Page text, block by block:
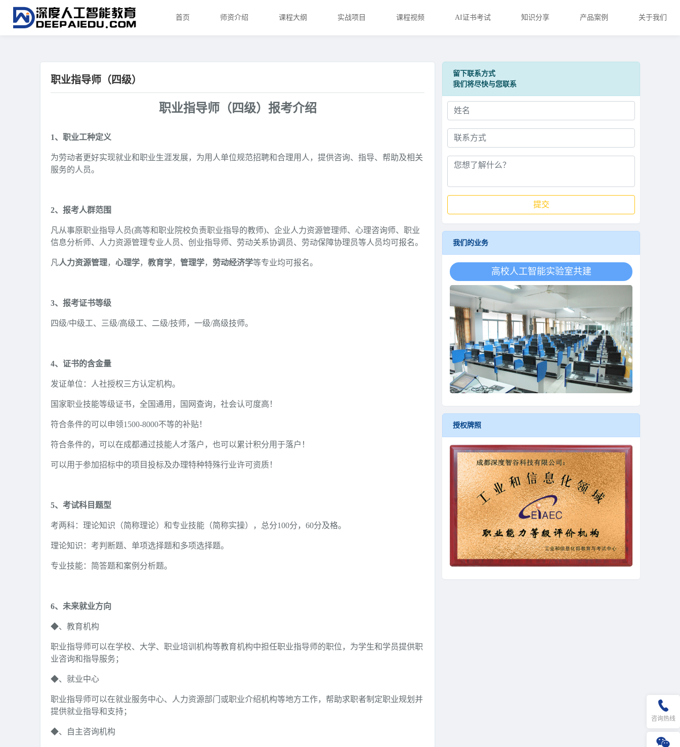
职业指导师（四级）
职业指导师（四级）报考介绍
1、职业工种定义
为劳动者更好实现就业和职业生涯发展，为用人单位规范招聘和合理用人，提供咨询、指导、帮助及相关
服务的人员。
2、报考人群范围
凡从事原职业指导人员(高等和职业院校负责职业指导的教师)、企业人力资源管理师、心理咨询师、职业
信息分析师、人力资源管理专业人员、创业指导师、劳动关系协调员、劳动保障协理员等人员均可报名。
凡人力资源管理， 心理学， 教育学， 管理学， 劳动经济学等专业均可报名。
3、报考证书等级
四级/中级工、三级/高级工、二级/技师，一级/高级技师。
4、证书的含金量
发证单位：人社授权三方认定机构。
国家职业技能等级证书，全国通用，国网查询，社会认可度高！
符合条件的可以申领1500-8000不等的补贴！
符合条件的，可以在成都通过技能人才落户，也可以累计积分用于落户！
可以用于参加招标中的项目投标及办理特种特殊行业许可资质！
5、考试科目题型
考两科：理论知识（简称理论）和专业技能（简称实操），总分100分，60分及格。
理论知识：考判断题、单项选择题和多项选择题。
专业技能：简答题和案例分析题。
6、未来就业方向
◆、教育机构
职业指导师可以在学校、大学、职业培训机构等教育机构中担任职业指导师的职位，为学生和学员提供职
业咨询和指导服务；
◆、就业中心
职业指导师可以在就业服务中心、人力资源部门或职业介绍机构等地方工作，帮助求职者制定职业规划并
提供就业指导和支持；
◆、自主咨询机构
留下联系方式
我们将尽快与您联系
提交
我们的业务
高校人工智能学科共建
授权牌照
首页 师资介绍 课程大纲 实战项目 课程视频 AI证书考试 知识分享 产品案例 关于我们
咨询热线